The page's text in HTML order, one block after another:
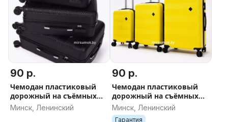
90 р.
Чемодан пластиковый
дорожный на съёмных
колесах новый в Минске
ДОСТАВКА поликарбонат
Минск, Ленинский
90 р.
Чемодан пластиковый
дорожный на съёмных
колесах новый в Минске
ДОСТАВКА поликарбонат
Минск, Ленинский
Гарантия